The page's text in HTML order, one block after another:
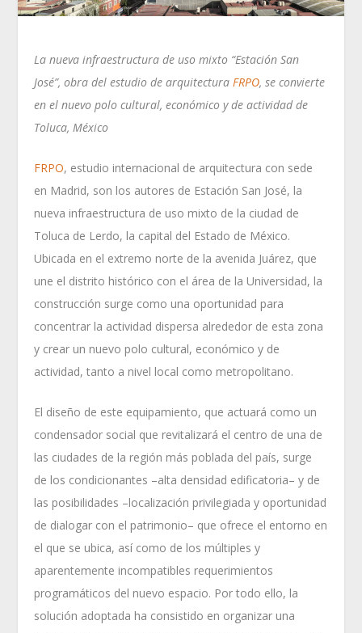
La nueva infraestructura de uso mixto “Estación San
José”, obra del estudio de arquitectura FRPO, se convierte
en el nuevo polo cultural, económico y de actividad de
Toluca, México
FRPO, estudio internacional de arquitectura con sede
en Madrid, son los autores de Estación San José, la
nueva infraestructura de uso mixto de la ciudad de
Toluca de Lerdo, la capital del Estado de México.
Ubicada en el extremo norte de la avenida Juárez, que
une el distrito histórico con el área de la Universidad, la
construcción surge como una oportunidad para
concentrar la actividad dispersa alrededor de esta zona
y crear un nuevo polo cultural, económico y de
actividad, tanto a nivel local como metropolitano.
El diseño de este equipamiento, que actuará como un
condensador social que revitalizará el centro de una de
las ciudades de la región más poblada del país, surge
de los condicionantes –alta densidad edificatoria– y de
las posibilidades –localización privilegiada y oportunidad
de dialogar con el patrimonio– que ofrece el entorno en
el que se ubica, así como de los múltiples y
aparentemente incompatibles requerimientos
programáticos del nuevo espacio. Por todo ello, la
solución adoptada ha consistido en organizar una